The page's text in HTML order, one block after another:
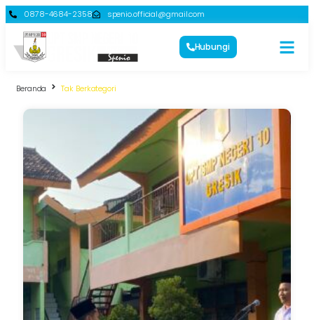
0878-4684-2358 spenio.official@gmail.com
Hubungi
Beranda Tak Berkategori